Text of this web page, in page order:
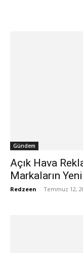
Gündem
Açık Hava
Markaların
Redzeen - Temmuz 12,